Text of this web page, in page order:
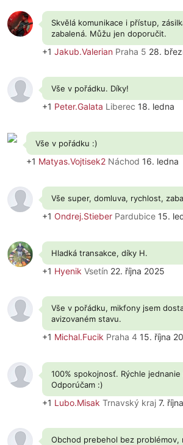
Skvělá komunikace i přístup,
zabalená. Můžu jen doporučit.
+1 Jakub.Valerian Praha 5 28.
Vše v pořádku. Díky!
+1 Peter.Galata Liberec 18. ledna
Vše v pořádku :)
+1 Matyas.Vojtisek2 Náchod 16. ledna
Vše super, domluva, rychlost,
+1 Ondrej.Stieber Pardubice 15.
Hladká transakce, díky H.
+1 Hyenik Vsetín 22. října 2025
Vše v pořádku, mikfony jsem
avizovaném stavu.
+1 Michal.Fucik Praha 4 15. října
100% spokojnosť. Rýchle
Odporúčam :)
+1 Lubo.Misak Trnavský kraj 7.
Obchod prebehol bez problémov,